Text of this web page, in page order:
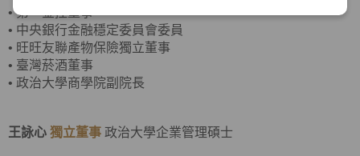
•第一金控董事
• 中央銀行金融穩定委員會委員
• 旺旺友聯產物保險獨立董事
• 臺灣菸酒董事
• 政治大學商學院副院長
王詠心 獨立董事 政治大學企業管理碩士